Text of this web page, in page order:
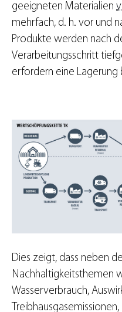
geeigneten Materialien
mehrfach, d. h. vor und
Produkte werden nach
Verarbeitungsschritt
erfordern eine Lagerung
Dies zeigt, dass neben
Nachhaltigkeitsthemen
Wasserverbrauch,